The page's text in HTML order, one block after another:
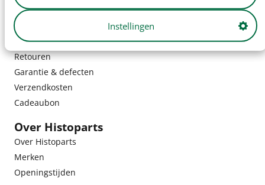
Instellingen
Klantenservice
Bestelling & bezorging
Retouren
Garantie & defecten
Verzendkosten
Cadeaubon
Over Histoparts
Over Histoparts
Merken
Openingstijden